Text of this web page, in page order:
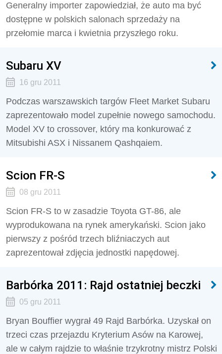
Generalny importer zapowiedział, że auto ma być
dostępne w polskich salonach sprzedaży na
przełomie marca i kwietnia przyszłego roku.
Subaru XV
16 gru 2011
Podczas warszawskich targów Fleet Market Subaru
zaprezentowało model zupełnie nowego samochodu.
Model XV to crossover, który ma konkurować z
Mitsubishi ASX i Nissanem Qashqaiem.
Scion FR-S
08 gru 2011
Scion FR-S to w zasadzie Toyota GT-86, ale
wyprodukowana na rynek amerykański. Scion jako
pierwszy z pośród trzech bliźniaczych aut
zaprezentował zdjęcia jednostki napędowej.
Barbórka 2011: Rajd ostatniej beczki
05 gru 2011
Bryan Bouffier wygrał 49 Rajd Barbórka. Uzyskał on
trzeci czas przejazdu Kryterium Asów na Karowej,
ale w całym rajdzie to właśnie trzykrotny mistrz Polski